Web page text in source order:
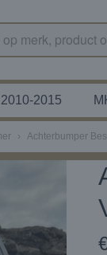
2015
› Achterbumper